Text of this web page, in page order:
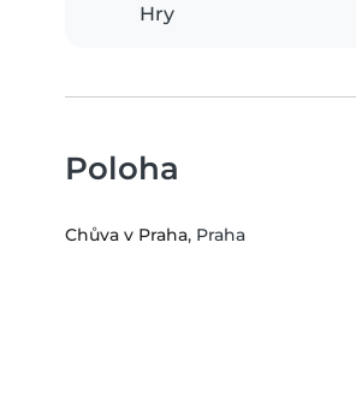
Hry
Poloha
Chůva v Praha, Praha